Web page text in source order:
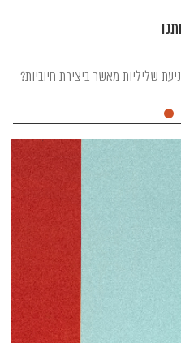
שליליות מאשר ביצירת חיוביות?